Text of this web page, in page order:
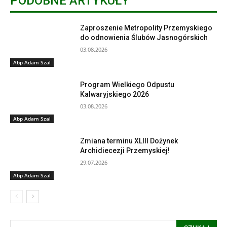
Abp Adam Szal
Zaproszenie Metropolity Przemyskiego
do odnowienia Ślubów Jasnogórskich
03.08.2026
Abp Adam Szal
Program Wielkiego Odpustu
Kalwaryjskiego 2026
03.08.2026
Abp Adam Szal
Zmiana terminu XLIII Dożynek
Archidiecezji Przemyskiej!
29.07.2026